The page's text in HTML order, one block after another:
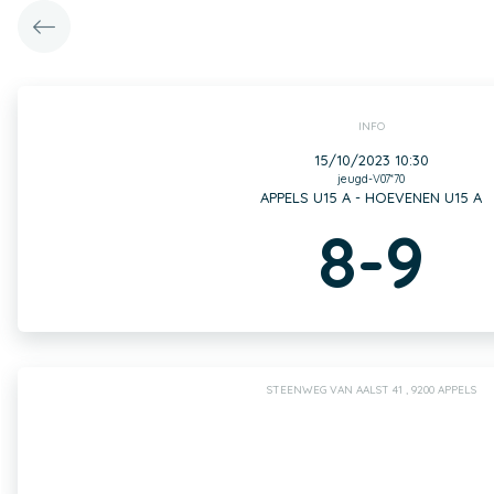
INFO
15/10/2023 10:30
jeugd-V07*70
APPELS U15 A - HOEVENEN U15 A
8-9
STEENWEG VAN AALST 41 , 9200 APPELS